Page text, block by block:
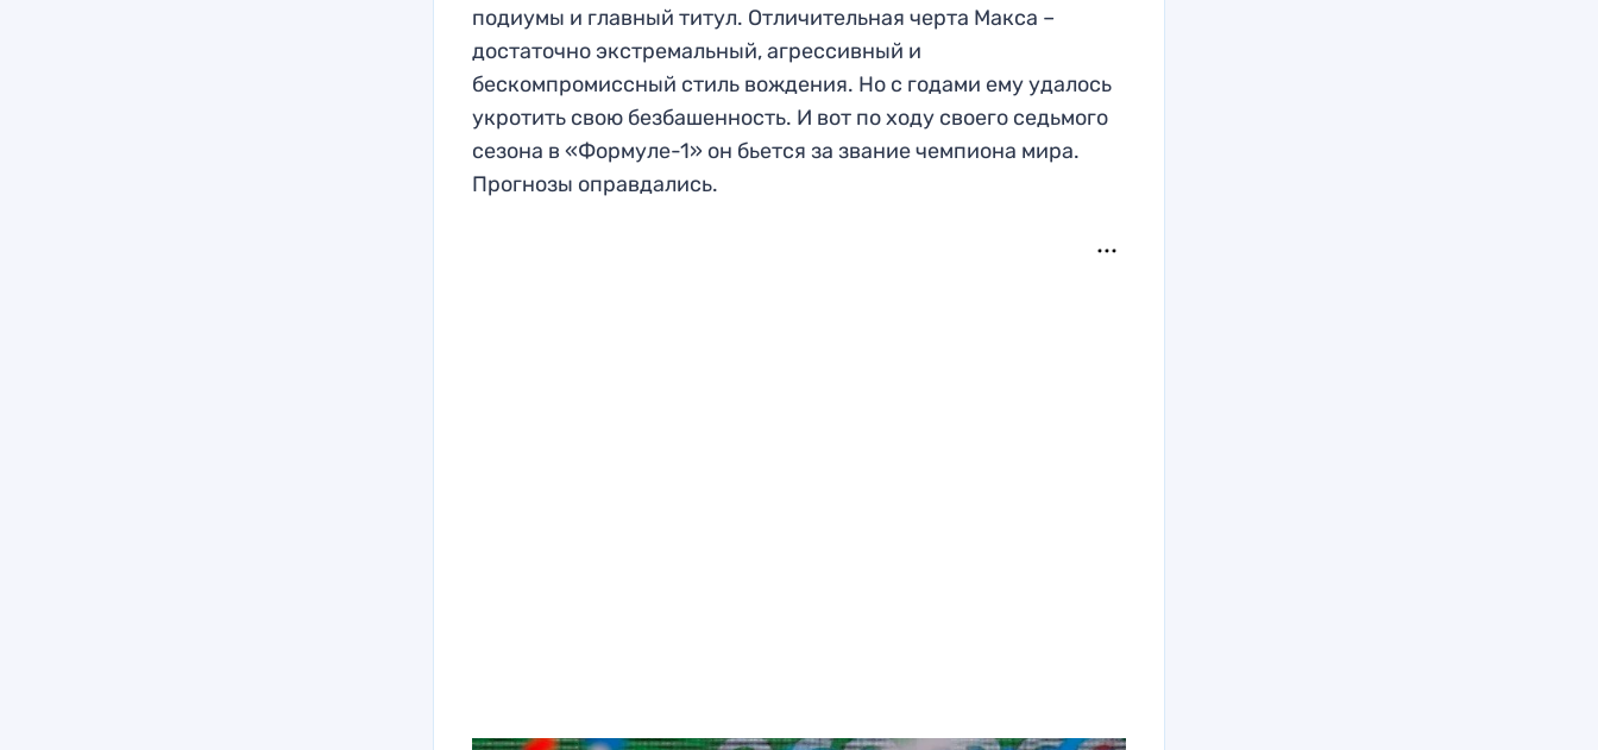
подиумы и главный титул. Отличительная черта Макса –
достаточно экстремальный, агрессивный и
бескомпромиссный стиль вождения. Но с годами ему удалось
укротить свою безбашенность. И вот по ходу своего седьмого
сезона в «Формуле-1» он бьется за звание чемпиона мира.
Прогнозы оправдались.